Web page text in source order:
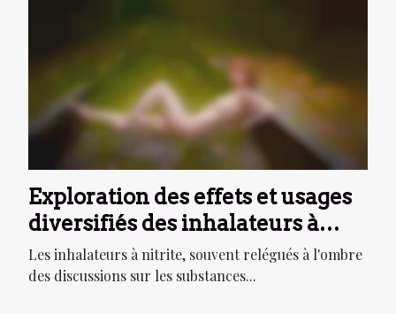
Exploration des effets et usages
diversifiés des inhalateurs à
nitrite
Les inhalateurs à nitrite, souvent relégués à l'ombre
des discussions sur les substances...